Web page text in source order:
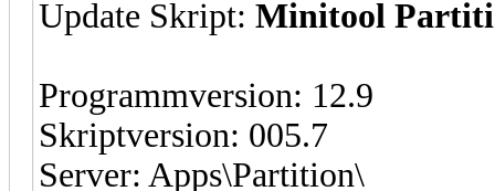
Update Skript: Minitool
Programmversion: 12.9
Skriptversion: 005.7
Server: Apps\Partition\